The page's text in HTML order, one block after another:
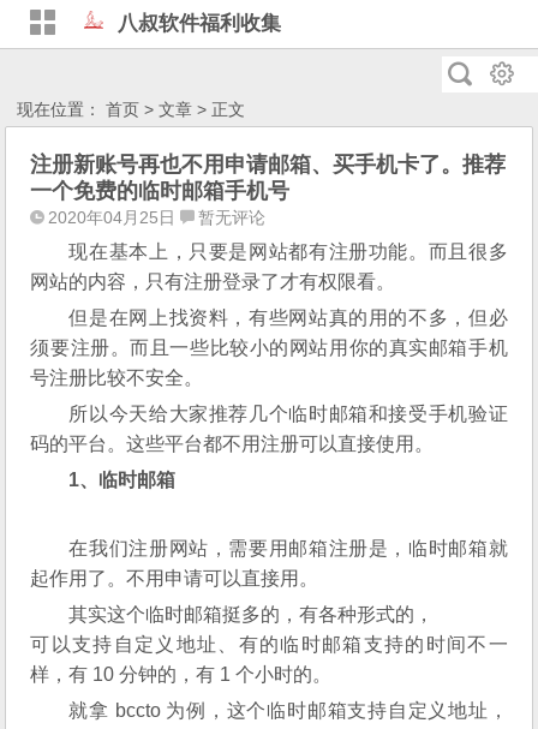
八叔软件福利收集
现在位置：首页 >文章 > 正文
注册新账号再也不用申请邮箱、买手机卡了。推荐
一个免费的临时邮箱手机号
2020年04月25日 暂无评论
现在基本上，只要是网站都有注册功能。而且很多
网站的内容，只有注册登录了才有权限看。
但是在网上找资料，有些网站真的用的不多，但必
须要注册。而且一些比较小的网站用你的真实邮箱手机
号注册比较不安全。
所以今天给大家推荐几个临时邮箱和接受手机验证
码的平台。这些平台都不用注册可以直接使用。
1、临时邮箱
在我们注册网站，需要用邮箱注册是，临时邮箱就
起作用了。不用申请可以直接用。
其实这个临时邮箱挺多的，有各种形式的，
可以支持自定义地址、有的临时邮箱支持的时间不一
样，有 10 分钟的，有 1 个小时的。
就拿 bccto 为例，这个临时邮箱支持自定义地址，